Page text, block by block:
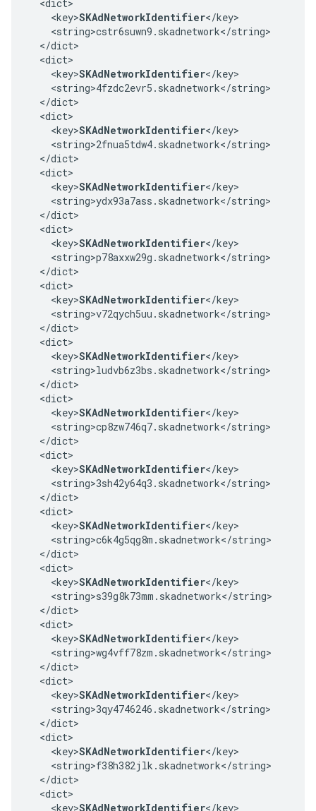
  <dict>
    <key>
SKAdNetworkIdentifier</key>
    <string>cstr6suwn9.skadnetwork</string>
  </dict>
  <dict>
    <key>
SKAdNetworkIdentifier</key>
    <string>4fzdc2evr5.skadnetwork</string>
  </dict>
  <dict>
    <key>
SKAdNetworkIdentifier</key>
    <string>2fnua5tdw4.skadnetwork</string>
  </dict>
  <dict>
    <key>
SKAdNetworkIdentifier</key>
    <string>ydx93a7ass.skadnetwork</string>
  </dict>
  <dict>
    <key>
SKAdNetworkIdentifier</key>
    <string>p78axxw29g.skadnetwork</string>
  </dict>
  <dict>
    <key>
SKAdNetworkIdentifier</key>
    <string>v72qych5uu.skadnetwork</string>
  </dict>
  <dict>
    <key>
SKAdNetworkIdentifier</key>
    <string>ludvb6z3bs.skadnetwork</string>
  </dict>
  <dict>
    <key>
SKAdNetworkIdentifier</key>
    <string>cp8zw746q7.skadnetwork</string>
  </dict>
  <dict>
    <key>
SKAdNetworkIdentifier</key>
    <string>3sh42y64q3.skadnetwork</string>
  </dict>
  <dict>
    <key>
SKAdNetworkIdentifier</key>
    <string>c6k4g5qg8m.skadnetwork</string>
  </dict>
  <dict>
    <key>
SKAdNetworkIdentifier</key>
    <string>s39g8k73mm.skadnetwork</string>
  </dict>
  <dict>
    <key>
SKAdNetworkIdentifier</key>
    <string>wg4vff78zm.skadnetwork</string>
  </dict>
  <dict>
    <key>
SKAdNetworkIdentifier</key>
    <string>3qy4746246.skadnetwork</string>
  </dict>
  <dict>
    <key>
SKAdNetworkIdentifier</key>
    <string>f38h382jlk.skadnetwork</string>
  </dict>
  <dict>
    <key>
SKAdNetworkIdentifier</key>